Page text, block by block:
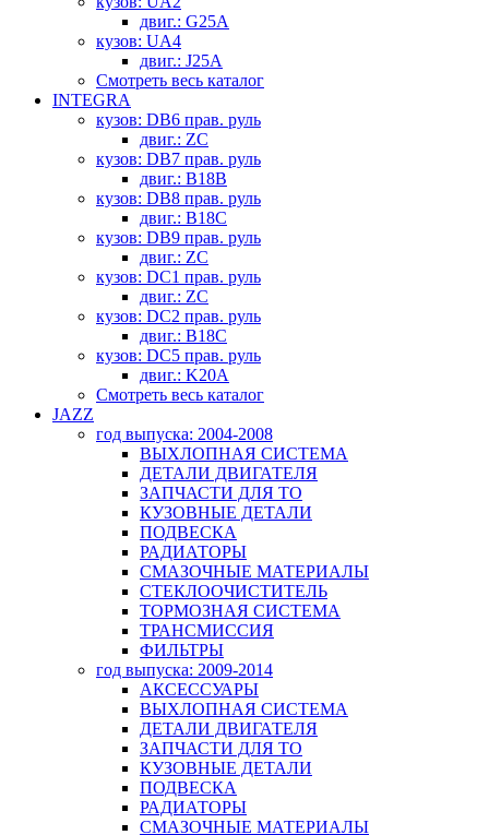
двиг.: G25A
кузов: UA4
двиг.: J25A
Смотреть весь каталог
INTEGRA
кузов: DB6 прав. руль
двиг.: ZC
кузов: DB7 прав. руль
двиг.: B18B
кузов: DB8 прав. руль
двиг.: B18C
кузов: DB9 прав. руль
двиг.: ZC
кузов: DC1 прав. руль
двиг.: ZC
кузов: DC2 прав. руль
двиг.: B18C
кузов: DC5 прав. руль
двиг.: K20A
Смотреть весь каталог
JAZZ
год выпуска: 2004-2008
ВЫХЛОПНАЯ СИСТЕМА
ДЕТАЛИ ДВИГАТЕЛЯ
ЗАПЧАСТИ ДЛЯ ТО
КУЗОВНЫЕ ДЕТАЛИ
ПОДВЕСКА
РАДИАТОРЫ
СМАЗОЧНЫЕ МАТЕРИАЛЫ
СТЕКЛООЧИСТИТЕЛЬ
ТОРМОЗНАЯ СИСТЕМА
ТРАНСМИССИЯ
ФИЛЬТРЫ
год выпуска: 2009-2014
АКСЕССУАРЫ
ВЫХЛОПНАЯ СИСТЕМА
ДЕТАЛИ ДВИГАТЕЛЯ
ЗАПЧАСТИ ДЛЯ ТО
КУЗОВНЫЕ ДЕТАЛИ
ПОДВЕСКА
РАДИАТОРЫ
СМАЗОЧНЫЕ МАТЕРИАЛЫ